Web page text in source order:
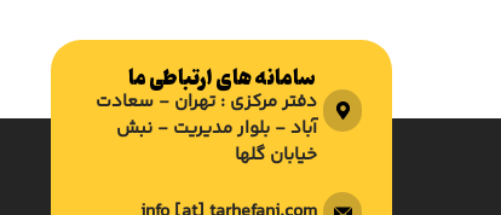
سامانه های ارتباطی ما
دفتر مرکزی : تهران - سعادت
آباد - بلوار مدیریت - نبش
خیابان گلها